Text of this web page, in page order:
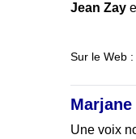
Jean Zay
Sur le Web :
Une voix